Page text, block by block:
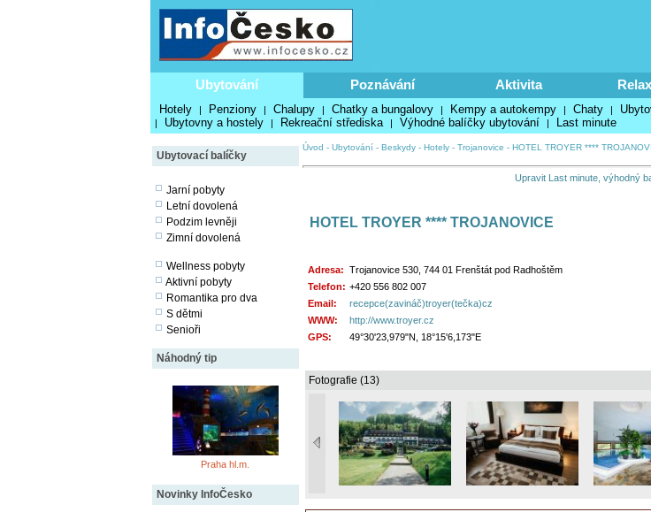
Ubytování Poznávání Aktivita
Hotely | Penziony | Chalupy | Chatky a bungalovy | Kempy a autokempy | Chaty |
| Ubytovny a hostely | Rekreační střediska | Výhodné balíčky ubytování | Last minute
Ubytovací balíčky
Jarní pobyty
Letní dovolená
Podzim levněji
Zimní dovolená
Wellness pobyty
Aktivní pobyty
Romantika pro dva
S dětmi
Senioři
Náhodný tip
Praha hl.m.
Novinky InfoČesko
Úvod - Ubytování- Beskydy- Hotely- Trojanovice - HOTEL TROYER ****
Upravit Last minute, výhodný
HOTEL TROYER **** TROJANOVICE
Adresa: Trojanovice 530, 744 01 Frenštát pod Radhoštěm
Telefon: +420 556 802 007
Email:
recepce(zavináč)troyer(tečka)cz
WWW:
http://www.troyer.cz
GPS:
49°30'23,979"N, 18°15'6,173"E
Fotografie (13)